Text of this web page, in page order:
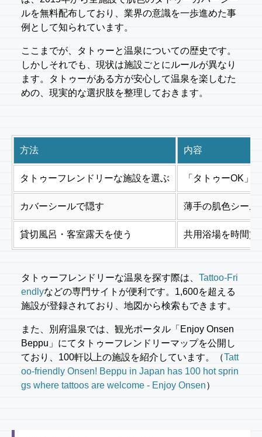
ルを無料配布しており、業界の意識を一歩進めた事
例として知られています。
ここまでが、タトゥーと温泉についての歴史です。
しかしそれでも、現状は施設ごとにルールが異なり
ます。タトゥーがある方が安心して温泉を楽しむた
めの、現実的な選択肢を整理しておきます。
方法 内容
タトゥーフレンドリーな施設を選ぶ 「タトゥーOK」
カバーシールで隠す 薄手の肌色シール
貸切風呂・客室露天を使う 共用浴場を時間貸
タトゥーフレンドリーな温泉を探す際は、 Tattoo-Fri
endlyなどの専門サイトが便利です。1,600を超える
施設が登録されており、地図から検索もできます。
また、別府温泉では、観光ポータル「Enjoy Onsen
Beppu」にてタトゥーフレンドリーマップを公開し
ており、100軒以上の施設を紹介しています。（Tatt
oo-friendly Onsen! Beppu in Japan has 100 hot sprin
gs where tattoos are welcome - Enjoy Onsen）